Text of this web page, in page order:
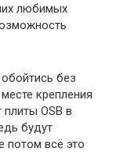
любимых
без
крепления
OSB в
будут
потом всё это